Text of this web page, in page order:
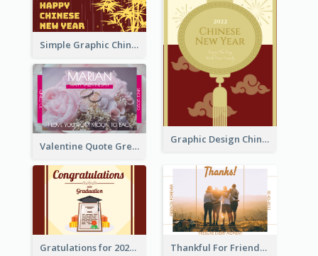
Simple Graphic Chinese New Year In Red And Yellow
Graphic Design Chinese New Year Greeting Card With Decorations
Valentine Quote Greeting Card
Gratulations for 2020 Graduation Greeting Card Thankful For Friendship Greeting Card